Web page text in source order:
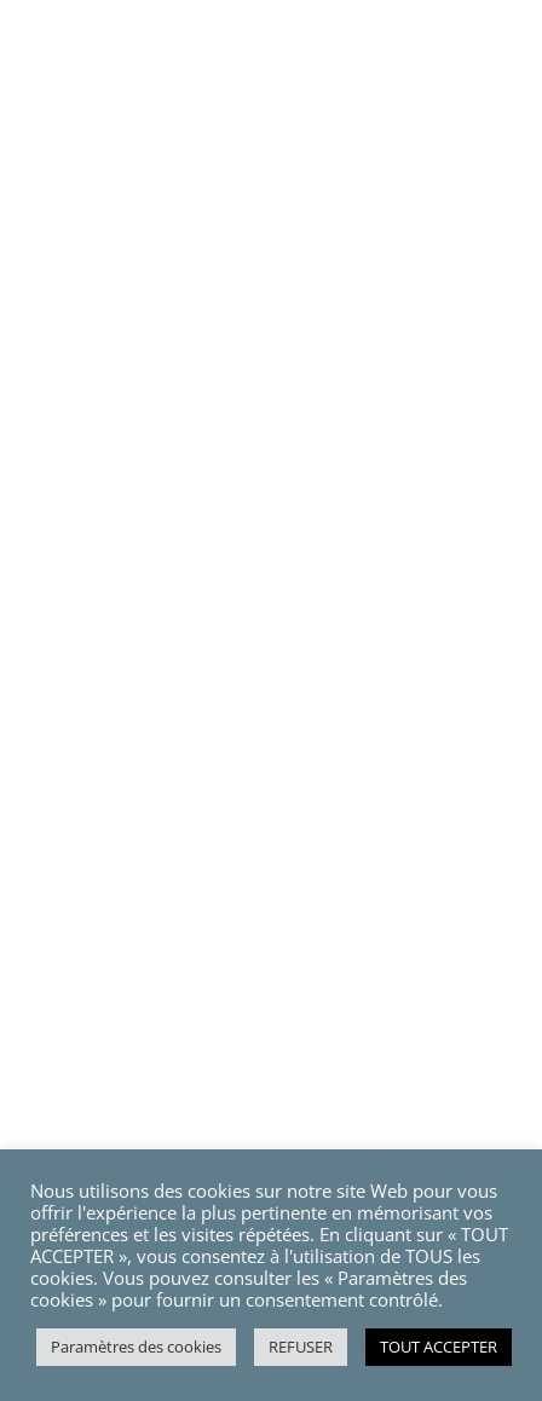
Nous utilisons des cookies sur notre site Web pour vous
offrir l'expérience la plus pertinente en mémorisant vos
préférences et les visites répétées. En cliquant sur « TOUT
ACCEPTER », vous consentez à l'utilisation de TOUS les
cookies. Vous pouvez consulter les « Paramètres des
cookies » pour fournir un consentement contrôlé.
Paramètres des cookies REFUSER TOUT ACCEPTER